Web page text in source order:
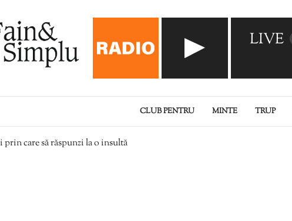
LIVE
CLUB PENTRU MINTE TRUP
prin care să răspunzi la o insultă